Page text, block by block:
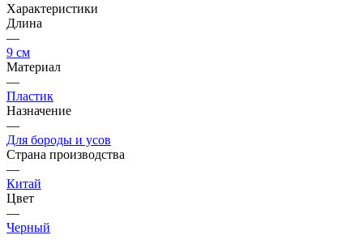
Характеристики
Длина
—
9 см
Материал
—
Пластик
Назначение
—
Для бороды и усов
Страна производства
—
Китай
Цвет
—
Черный